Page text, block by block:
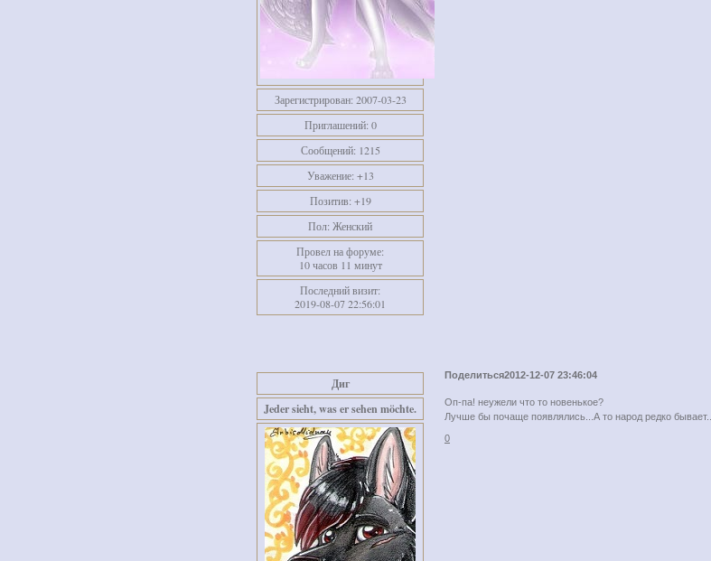
Зарегистрирован: 2007-03-23
Приглашений: 0
Сообщений: 1215
Уважение: +13
Позитив: +19
Пол: Женский
Провел на форуме:
10 часов 11 минут
Последний визит:
2019-08-07 22:56:01
Поделиться2012-12-07 23:46:04
Диг
Jeder sieht, was er sehen möchte.
Оп-па! неужели что то новенькое?
Лучше бы почаще появлялись...А то народ редко бывает...
0